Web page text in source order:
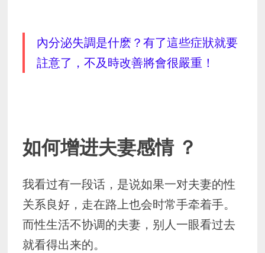
內分泌失調是什麽？有了這些症狀就要
註意了，不及時改善將會很嚴重！
如何增进夫妻感情 ？
我看过有一段话，是说如果一对夫妻的性
关系良好，走在路上也会时常手牵着手。
而性生活不协调的夫妻，别人一眼看过去
就看得出来的。